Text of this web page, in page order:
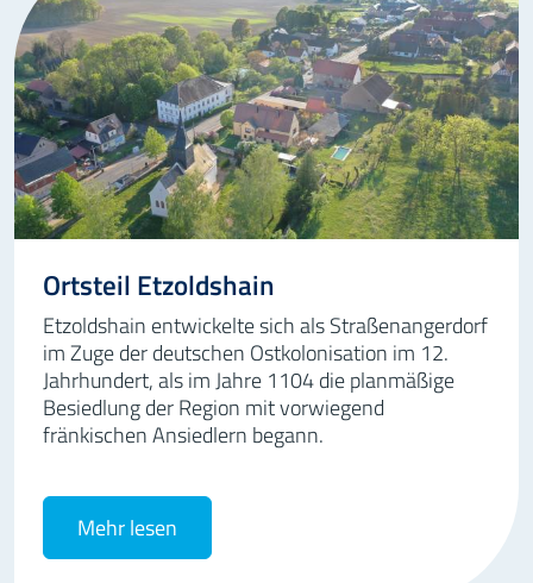
Ortsteil Etzoldshain
Etzoldshain entwickelte sich als Straßenangerdorf
im Zuge der deutschen Ostkolonisation im 12.
Jahrhundert, als im Jahre 1104 die planmäßige
Besiedlung der Region mit vorwiegend
fränkischen Ansiedlern begann.
Mehr lesen